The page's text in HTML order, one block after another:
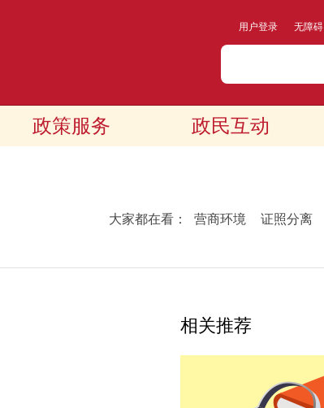
用户登录 无障碍
政策服务 政民互动
大家都在看： 营商环境 证照分离
相关推荐